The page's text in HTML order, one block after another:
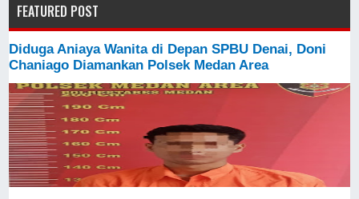
FEATURED POST
Diduga Aniaya Wanita di Depan SPBU Denai, Doni
Chaniago Diamankan Polsek Medan Area